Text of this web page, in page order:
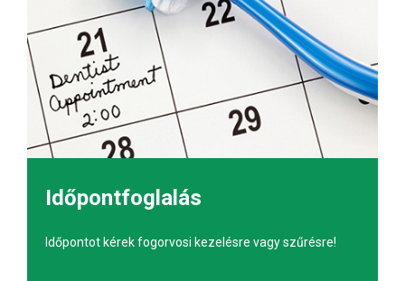
Időpontfoglalás
Időpontot kérek fogorvosi kezelésre vagy szűrésre!